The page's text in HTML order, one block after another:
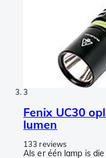
3
Fenix UC30
lumen
133 reviews
Als er één lamp is